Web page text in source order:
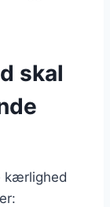
skal
kærlighed